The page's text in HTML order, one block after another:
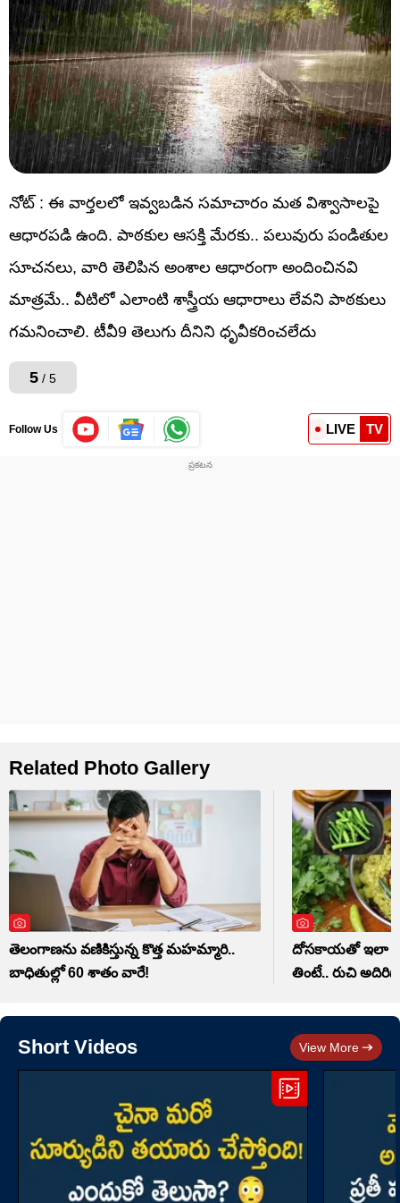
నోట్ : ఈ వార్తలలో ఇవ్వబడిన సమాచారం మత విశ్వాసాలపై
ఆధారపడి ఉంది. పాఠకుల ఆసక్తి మేరకు.. పలువురు పండితుల
సూచనలు, వారి తెలిపిన అంశాల ఆధారంగా అందించినవి
మాత్రమే.. వీటిలో ఎలాంటి శాస్త్రీయ ఆధారాలు లేవని పాఠకులు
గమనించాలి. టీవీ9 తెలుగు దీనిని ధృవీకరించలేదు
5 / 5
Follow Us LIVE TV
Related Photo Gallery
తెలంగాణను వణికిస్తున్న కొత్త మహమ్మారి..
బాధితుల్లో 60 శాతం వారే!
దోసకాయతో ఇలా
తింటే.. రుచి
Short Videos View More